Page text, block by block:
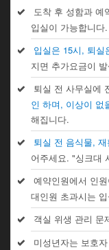
도착 후 성함과 예
입실이 가능합니다.
입실은 15시, 퇴실
지면 추가요금이
퇴실 전 사무실에
인 하며, 이상이
해집니다.
퇴실 전 음식물,
어주세요. "싱크대
예약인원에서 인
대인원 초과시는
객실 위생 관리 문
미성년자는 보호